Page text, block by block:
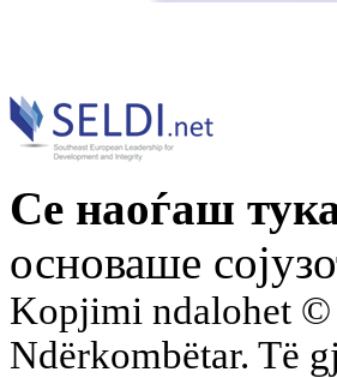
Се наоѓаш
основаше
Kopjimi ndalohet ©
Ndërkombëtar. Të